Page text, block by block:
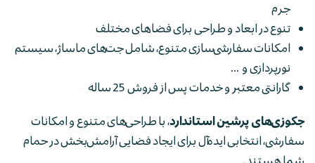
جرم
تنوع در ابعاد و طراحی برای فضاهای مختلف
امکانات سفارشی‌سازی متنوع، شامل جت‌های ماساژ، سیستم
نورپردازی و ...
گارانتی معتبر و خدمات پس از فروش 25 ساله
جکوزی‌های پرشین استاندارد، با طراحی‌های متنوع و امکانات
سفارشی، انتخابی ایده‌آل برای ایجاد فضایی آرامش‌بخش در حمام
شما هستند.